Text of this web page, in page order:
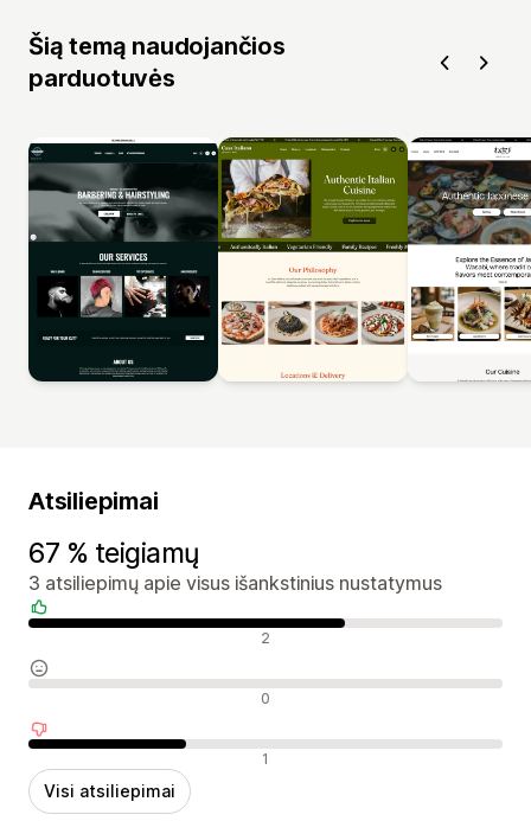
Šią temą naudojančios
parduotuvės
Atsiliepimai
67 % teigiamų
3 atsiliepimų apie visus išankstinius nustatymus
Teigiami atsiliepimai 2
Neutralūs atsiliepimai 0
Neigiami atsiliepimai 1
Visi atsiliepimai